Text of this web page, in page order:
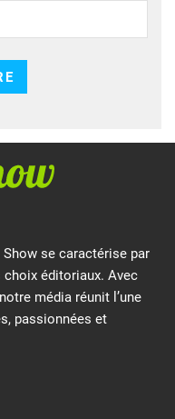
Show se caractérise par
choix éditoriaux. Avec
média réunit l’une
passionnées et